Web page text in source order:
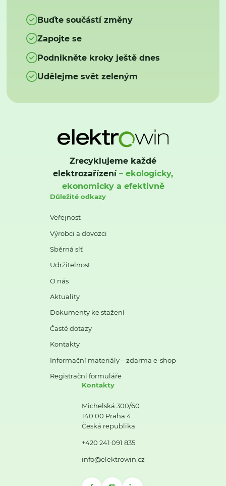
Buďte součástí změny
Zapojte se
Podnikněte kroky ještě dnes
Udělejme svět zeleným
Zrecyklujeme každé
elektrozařízení– ekologicky,
ekonomicky a efektivně
Důležité odkazy
Veřejnost
Výrobci a dovozci
Sběrná síť
Udržitelnost
O nás
Aktuality
Dokumenty ke stažení
Časté dotazy
Kontakty
Informační materiály – zdarma e-shop
Registrační formuláře
Kontakty
Michelská 300/60
140 00 Praha 4
Česká republika
+420 241 091 835
info@elektrowin.cz